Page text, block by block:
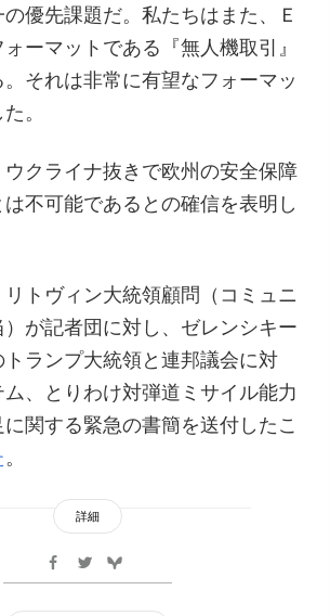
優先課題だ。私たちはまた、Ｅ
ーマットである『無人機取引』
それは非常に有望なフォーマッ
。
クライナ抜きで欧州の安全保障
不可能であるとの確信を表明し
トヴィン大統領顧問（コミュニ
が記者団に対し、ゼレンシキー
ランプ大統領と連邦議会に対
ム、とりわけ対弾道ミサイル能力
関する緊急の書簡を送付したこ
。
詳細